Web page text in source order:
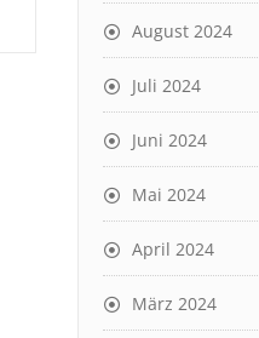
August 2024
Juli 2024
Juni 2024
Mai 2024
April 2024
März 2024